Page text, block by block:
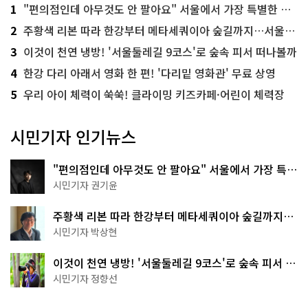
1 "편의점인데 아무것도 안 팔아요" 서울에서 가장 특별한 편의점의 정체
2 주황색 리본 따라 한강부터 메타세쿼이아 숲길까지…서울둘레길 15코스
3 이것이 천연 냉방! '서울둘레길 9코스'로 숲속 피서 떠나볼까
4 한강 다리 아래서 영화 한 편! '다리밑 영화관' 무료 상영
5 우리 아이 체력이 쑥쑥! 클라이밍 키즈카페·어린이 체력장
시민기자 인기뉴스
"편의점인데 아무것도 안 팔아요" 서울에서 가장 특별
한 편의점의 정체
시민기자 권기윤
주황색 리본 따라 한강부터 메타세쿼이아 숲길까지…
서울둘레길 15코스
시민기자 박상현
이것이 천연 냉방! '서울둘레길 9코스'로 숲속 피서 떠
나볼까
시민기자 정향선